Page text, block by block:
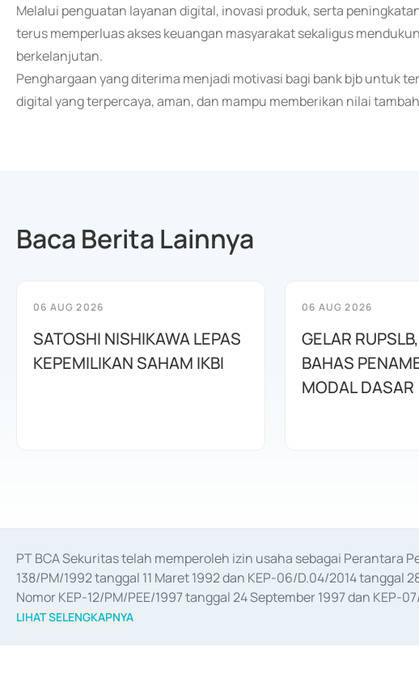
Melalui penguatan layanan digital, inovasi produk, serta
terus memperluas akses keuangan masyarakat sekaligus
berkelanjutan.
Penghargaan yang diterima menjadi motivasi bagi bank bjb untuk
digital yang terpercaya, aman, dan mampu memberikan nilai
Baca Berita Lainnya
06 AUG 2026
SATOSHI NISHIKAWA LEPAS
KEPEMILIKAN SAHAM IKBI
06 AUG 2026
GELAR
BAHAS
MODAL DASAR
PT BCA Sekuritas telah memperoleh izin usaha sebagai Perantara
138/PM/1992 tanggal 11 Maret 1992 dan KEP-06/D.04/2014
Nomor KEP-12/PM/PEE/1997 tanggal 24 September 1997 dan
merger, akuisisi, divestasi, dan
LIHAT SELENGKAPNYA